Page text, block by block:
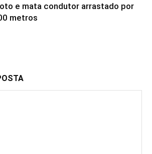
e mata condutor arrastado por
metros